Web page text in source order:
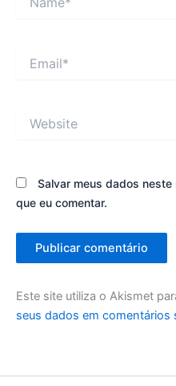
Salvar meus dados
que eu comentar.
Este site utiliza o Akismet
seus dados em comentários